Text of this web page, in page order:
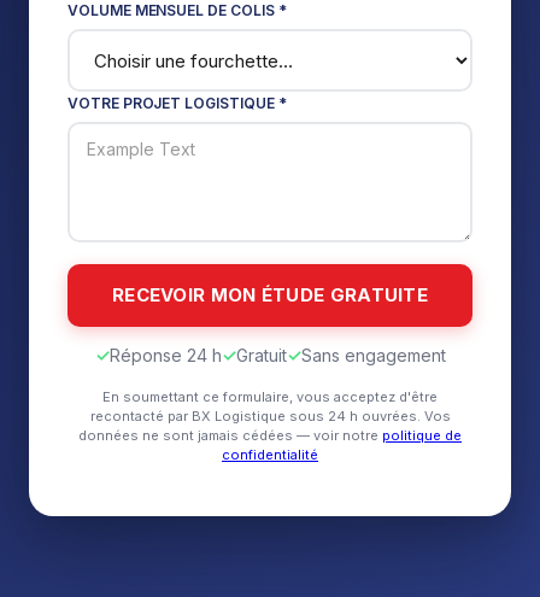
VOLUME MENSUEL DE COLIS *
VOTRE PROJET LOGISTIQUE *
✓Réponse 24 h✓Gratuit✓Sans engagement
En soumettant ce formulaire, vous acceptez d'être
recontacté par BX Logistique sous 24 h ouvrées. Vos
données ne sont jamais cédées — voir notre politique de
confidentialité